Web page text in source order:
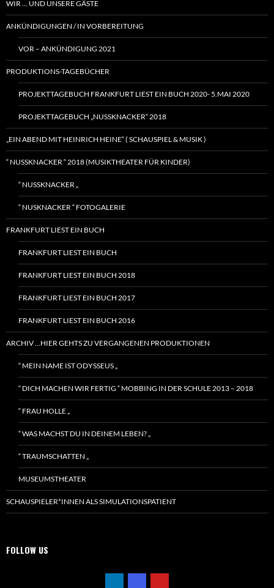
WIR … UND UNSERE GÄSTE
ANKÜNDIGUNGEN / IN VORBEREITUNG
VOR – ANKÜNDIGUNG 2021
PRODUKTIONS-TAGEBÜCHER
PROJEKTTAGEBUCH FRANKFURT LIEST EIN BUCH 2020- 5.MAI 2020
PROJEKTTAGEBUCH „NUSSKNACKER“ 2018
„EIN ABEND MIT HEINRICH HEINE“ ( SCHAUSPIEL & MUSIK )
“ NUSSKNACKER “ 2018 (MUSIKTHEATER FÜR KINDER)
“ NUSSKNACKER „
“ NUSKNACKER “ FOTOGALERIE
FRANKFURT LIEST EIN BUCH
FRANKFURT LIEST EIN BUCH
FRANKFURT LIEST EIN BUCH 2018
FRANKFURT LIEST EIN BUCH 2017
FRANKFURT LIEST EIN BUCH 2016
ARCHIV …HIER GEHTS ZU VERGANGENEN PRODUKTIONEN
“ MEIN NAME IST ODYSSEUS „
“ DICH MACHEN WIR FERTIG “ MOBBING IN DER SCHULE 2013 – 2018
“ FRAU HOLLE „
“ WAS MACHST DU IN DEINEM LEBEN? „
“ TRAUMSCHATTEN „
MUSEUMSTHEATER
SCHAUSPIELER*INNEN ALS SIMULATIONSPATIENT
FOLLOW US